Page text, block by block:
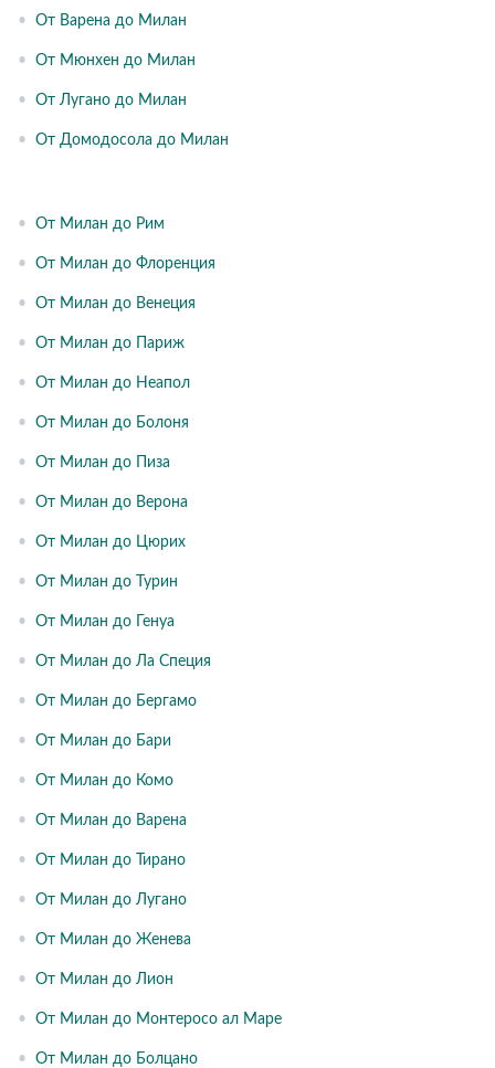
• От Варена до Милан
• От Мюнхен до Милан
• От Лугано до Милан
• От Домодосола до Милан
• От Милан до Рим
• От Милан до Флоренция
• От Милан до Венеция
• От Милан до Париж
• От Милан до Неапол
• От Милан до Болоня
• От Милан до Пиза
• От Милан до Верона
• От Милан до Цюрих
• От Милан до Турин
• От Милан до Генуа
• От Милан до Ла Специя
• От Милан до Бергамо
• От Милан до Бари
• От Милан до Комо
• От Милан до Варена
• От Милан до Тирано
• От Милан до Лугано
• От Милан до Женева
• От Милан до Лион
• От Милан до Монтеросо ал Маре
• От Милан до Болцано